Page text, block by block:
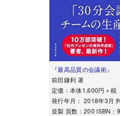
『最高品質の会議術』
前田鎌利 著
定価：本体1,600円＋税
発行年月： 2018年3月
並製 頁数：200 ISBN